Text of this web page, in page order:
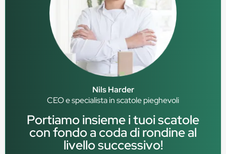
Nils Harder
CEO e specialista in scatole pieghevoli
Portiamo insieme i tuoi scatole
con fondo a coda di rondine al
livello successivo!